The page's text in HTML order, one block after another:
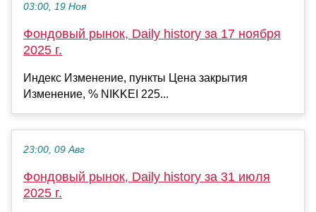
03:00, 19 Ноя
Фондовый рынок, Daily history за 17 ноября
2025 г.
Индекс Изменение, пункты Цена закрытия
Изменение, % NIKKEI 225...
23:00, 09 Авг
Фондовый рынок, Daily history за 31 июля
2025 г.